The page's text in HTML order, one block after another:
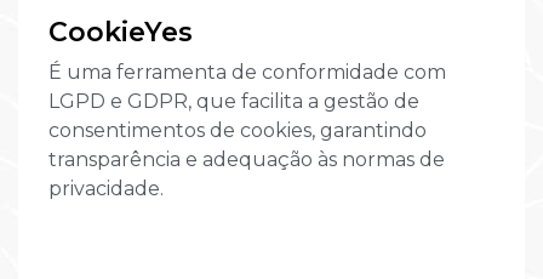
CookieYes
É uma ferramenta de conformidade com
LGPD e GDPR, que facilita a gestão de
consentimentos de cookies, garantindo
transparência e adequação às normas de
privacidade.